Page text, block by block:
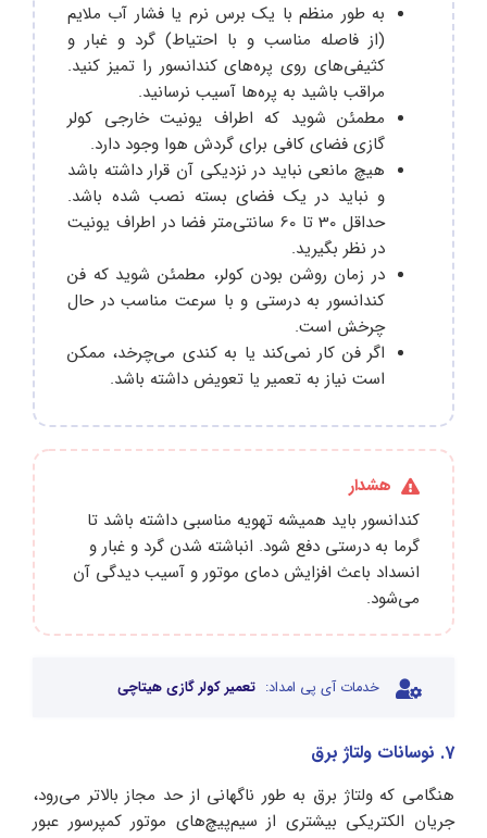
به طور منظم با یک برس نرم یا فشار آب ملایم
(از فاصله مناسب و با احتیاط) گرد و غبار و
کثیفی‌های روی پره‌های کندانسور را تمیز کنید.
مراقب باشید به پره‌ها آسیب نرسانید.
مطمئن شوید که اطراف یونیت خارجی کولر
گازی فضای کافی برای گردش هوا وجود دارد.
هیچ مانعی نباید در نزدیکی آن قرار داشته باشد
و نباید در یک فضای بسته نصب شده باشد.
حداقل 30 تا 60 سانتی‌متر فضا در اطراف یونیت
در نظر بگیرید.
در زمان روشن بودن کولر، مطمئن شوید که فن
کندانسور به درستی و با سرعت مناسب در حال
چرخش است.
اگر فن کار نمی‌کند یا به کندی می‌چرخد، ممکن
است نیاز به تعمیر یا تعویض داشته باشد.
هشدار
کندانسور باید همیشه تهویه مناسبی داشته باشد تا
گرما به درستی دفع شود. انباشته شدن گرد و غبار و
انسداد باعث افزایش دمای موتور و آسیب دیدگی آن
می‌شود.
خدمات آی پی امداد: تعمیر کولر گازی هیتاچی
7. نوسانات ولتاژ برق
هنگامی که ولتاژ برق به طور ناگهانی از حد مجاز بالاتر می‌رود،
جریان الکتریکی بیشتری از سیم‌پیچ‌های موتور کمپرسور عبور